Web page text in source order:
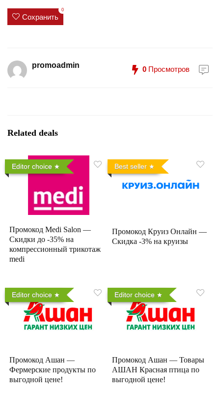
Сохранить
0
promoadmin 0 Просмотров
Related deals
Editor choice
Промокод Medi Salon —
Скидки до -35% на
компрессионный трикотаж
medi
Best seller
Промокод Круиз Онлайн —
Скидка -3% на круизы
Editor choice
Промокод Ашан —
Фермерские продукты по
выгодной цене!
Editor choice
Промокод Ашан — Товары
АШАН Красная птица по
выгодной цене!